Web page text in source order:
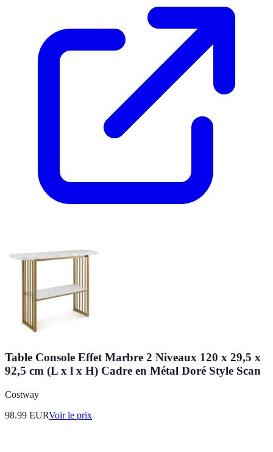
Table Console Effet Marbre 2 Niveaux 120 x 29,5 x
92,5 cm (L x l x H) Cadre en Métal Doré Style Scan
Costway
98.99 EURVoir le prix